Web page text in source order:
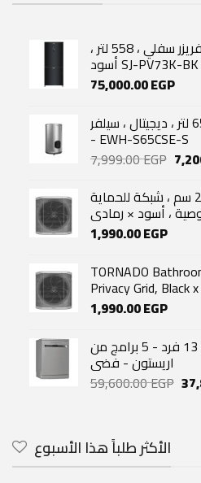
ثلاجة شارب انفرتر ديجيتال ، فريزر سفلي ، 558 لتر ،
أسود SJ-PV73K-BK
75,000.00EGP
سخان مياه تورنيدو كهرباء 65 لتر ، ديجيتال ، سيلفر
- EWH-S65CSE-S
7,999.00EGP
was:
شفاط حمام تورنيدو ، 20 سم ، شبكة للحماية
1,990.00EGP
TORNADO
Privacy Grid, Black
1,990.00EGP
غسالة اطباق 60 سم - 13 فرد - 5 برامج من
اريستون - فضى
59,600.00EGP
الأكثر طلباً هذا الأسبوع